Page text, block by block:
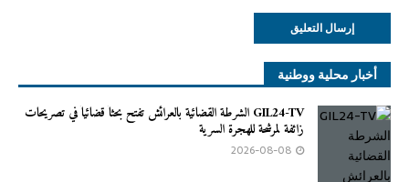
أخبار محلية ووطنية
GIL24-TV الشرطة القضائية بالعرائش تفتح بحثاً قضائياً في تصريحات
زائفة لمرشحة للهجرة السرية
2026-08-08